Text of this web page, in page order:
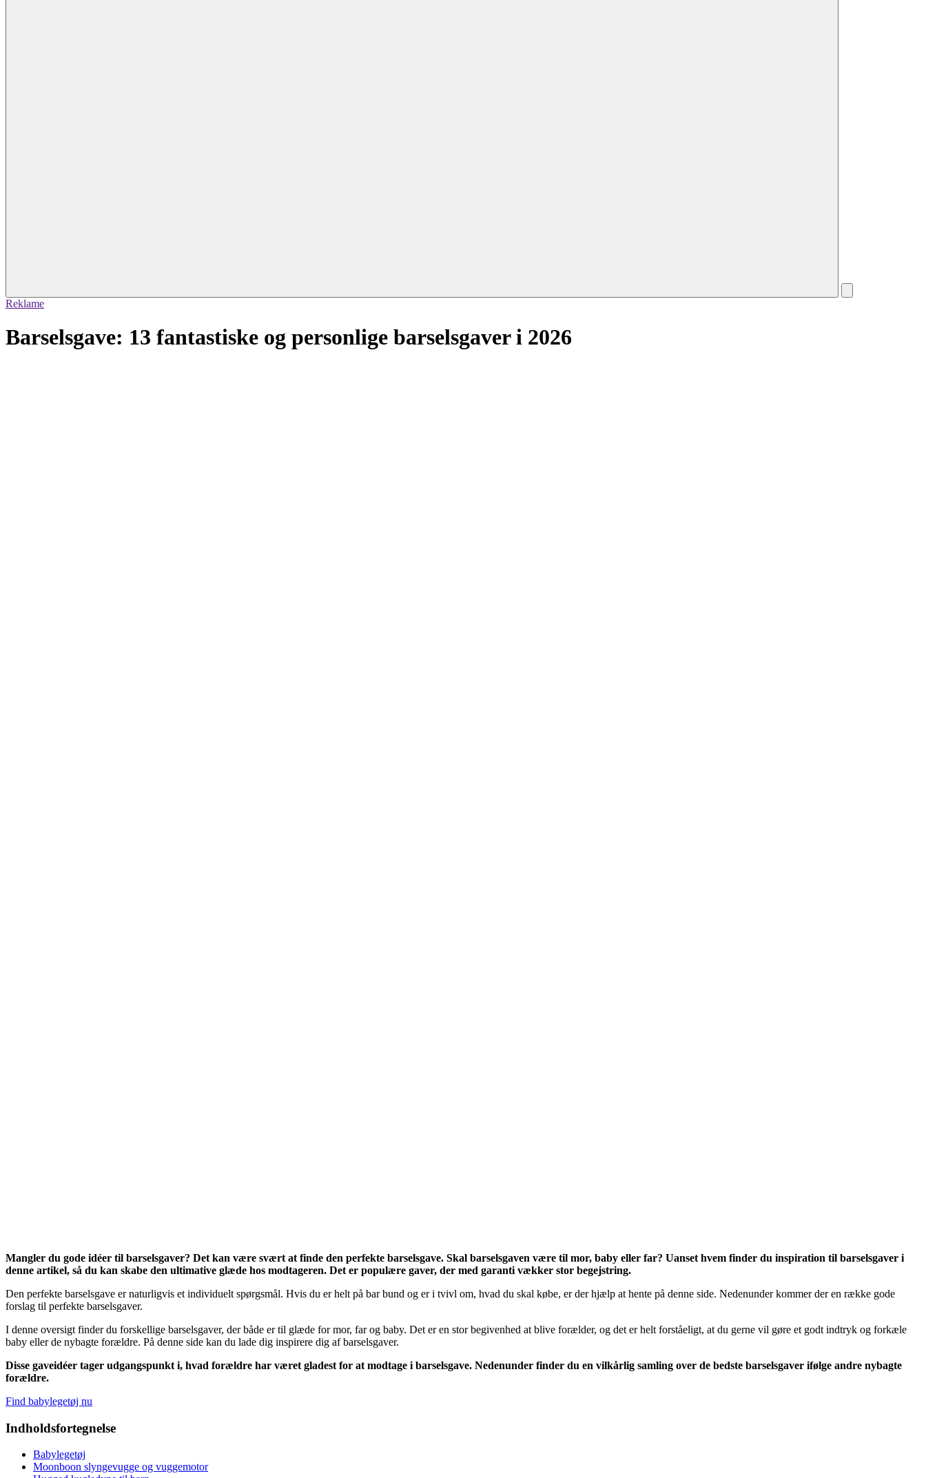
Reklame
Barselsgave: 13 fantastiske og personlige barselsgaver i 2026
Mangler du gode idéer til barselsgaver? Det kan være svært at finde den perfekte barselsgave. Skal barselsgaven være til mor, baby eller far? Uanset hvem finder du inspiration til barselsgaver i
denne artikel, så du kan skabe den ultimative glæde hos modtageren. Det er populære gaver, der med garanti vækker stor begejstring.
Den perfekte barselsgave er naturligvis et individuelt spørgsmål. Hvis du er helt på bar bund og er i tvivl om, hvad du skal købe, er der hjælp at hente på denne side. Nedenunder kommer der en række gode
forslag til perfekte barselsgaver.
I denne oversigt finder du forskellige barselsgaver, der både er til glæde for mor, far og baby. Det er en stor begivenhed at blive forælder, og det er helt forståeligt, at du gerne vil gøre et godt indtryk og forkæle
baby eller de nybagte forældre. På denne side kan du lade dig inspirere dig af barselsgaver.
Disse gaveidéer tager udgangspunkt i, hvad forældre har været gladest for at modtage i barselsgave. Nedenunder finder du en vilkårlig samling over de bedste barselsgaver ifølge andre nybagte
forældre.
Find babylegetøj nu
Indholdsfortegnelse
Babylegetøj
Moonboon slyngevugge og vuggemotor